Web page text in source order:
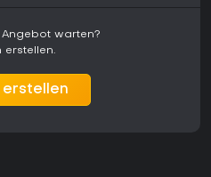
warten?
erstellen.
erstellen